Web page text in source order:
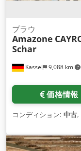
Kassel 9,088 km
プラウ
Amazone
Schar
価格情報
コンディション: 中古,